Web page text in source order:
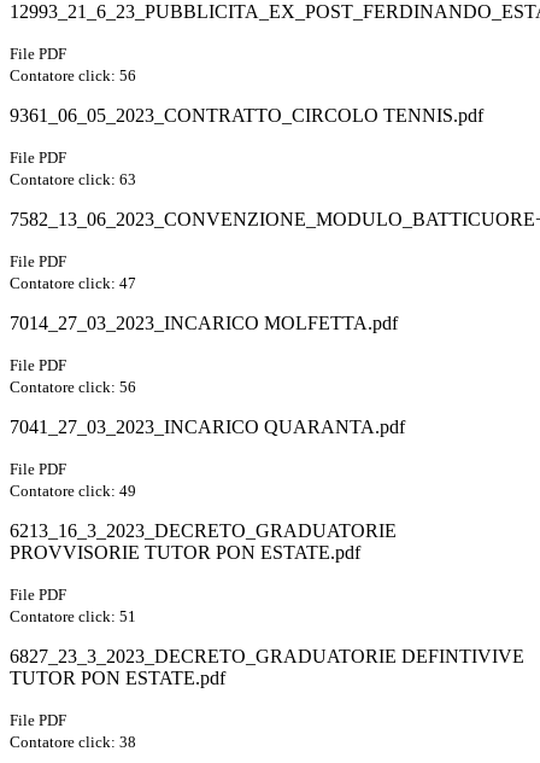
File PDF
Contatore click: 56
9361_06_05_2023_CONTRATTO_CIRCOLO TENNIS.pdf
File PDF
Contatore click: 63
File PDF
Contatore click: 47
7014_27_03_2023_INCARICO MOLFETTA.pdf
File PDF
Contatore click: 56
7041_27_03_2023_INCARICO QUARANTA.pdf
File PDF
Contatore click: 49
6213_16_3_2023_DECRETO_GRADUATORIE
PROVVISORIE TUTOR PON ESTATE.pdf
File PDF
Contatore click: 51
6827_23_3_2023_DECRETO_GRADUATORIE DEFINTIVIVE
TUTOR PON ESTATE.pdf
File PDF
Contatore click: 38